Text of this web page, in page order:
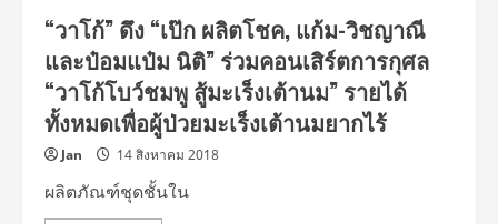
“วาโก้” ดึง “เป๊ก ผลิตโชค, แก้ม-วิชญาณี
และป๋อมแป๋ม นิติ” ร่วมคอนเสิร์ตการกุศล
“วาโก้โบว์ชมพู สู้มะเร็งเต้านม” รายได้
ทั้งหมดเพื่อผู้ป่วยมะเร็งเต้านมยากไร้
Jan 14 สิงหาคม 2018
ผลิตภัณฑ์ชุดชั้นใน